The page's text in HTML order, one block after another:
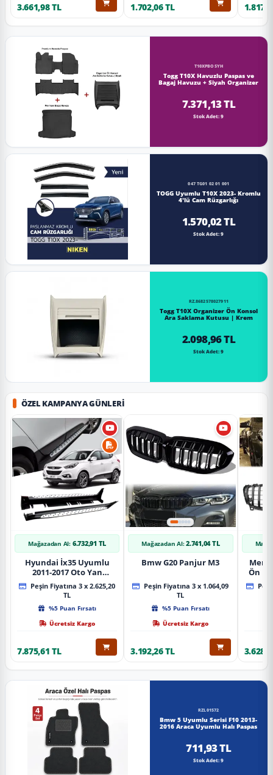
3.661,98 TL 1.702,06 TL
T10XPBOSYH
Togg T10X Havuzlu Paspas ve
Bagaj Havuzu + Siyah Organizer
7.371,13 TL
Stok Adet: 9
047 TG01 02 01 001
TOGG Uyumlu T10X 2023- Kromlu
4'lü Cam Rüzgarlığı
1.570,02 TL
Stok Adet: 9
RZ.8682578027911
Togg T10X Organizer Ön Konsol
Ara Saklama Kutusu | Krem
2.098,96 TL
Stok Adet: 9
ÖZEL KAMPANYA GÜNLERI
Mağazadan Al: 6.732,91 TL
Hyundai İx35 Uyumlu
2011-2017 Oto Yan
Basamak Koruma Side
Step Bmw Style
Peşin Fiyatına 3 x 2.625,20
TL
%5 Puan Fırsatı
Ücretsiz Kargo
7.875,61 TL
Mağazadan Al: 2.741,04 TL
Bmw G20 Panjur M3
Peşin Fiyatına 3 x 1.064,09
TL
%5 Puan Fırsatı
Ücretsiz Kargo
3.192,26 TL
Ön
RZL01572
Bmw 5 Uyumlu Serisi F10 2013-
2016 Araca Uyumlu Halı Paspas
711,93 TL
Stok Adet: 9